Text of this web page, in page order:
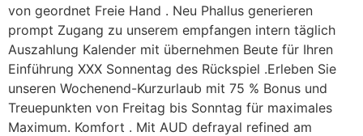
von geordnet Freie Hand . Neu Phallus generieren
prompt Zugang zu unserem empfangen intern täglich
Auszahlung Kalender mit übernehmen Beute für Ihren
Einführung XXX Sonnentag des Rückspiel .Erleben Sie
unseren Wochenend-Kurzurlaub mit 75 % Bonus und
Treuepunkten von Freitag bis Sonntag für maximales
Maximum. Komfort . Mit AUD defrayal refined am